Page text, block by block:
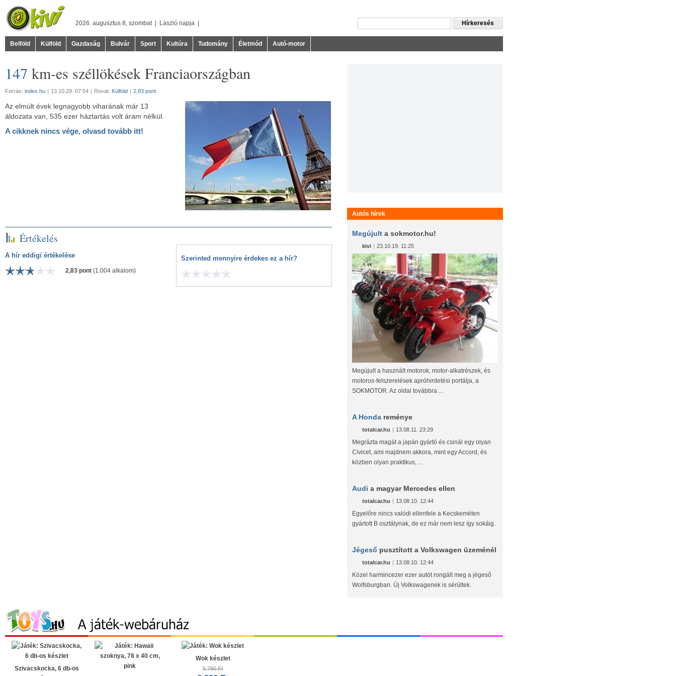
2026. augusztus 8, szombat | László napja |
Belföld Külföld Gazdaság Bulvár Sport Kultúra Tudomány Életmód Autó-motor
147 km-es széllökések Franciaországban
Forrás: index.hu | 13.10.29. 07:54 | Rovat: Külföld | 2,83 pont
Az elmúlt évek legnagyobb viharának már 13
áldozata van, 535 ezer háztartás volt áram nélkül.
A cikknek nincs vége, olvasd tovább itt!
Értékelés
A hír eddigi értékelése
2,83 pont (1.004 alkalom)
Szerinted mennyire érdekes ez a hír?
Autós hírek
Megújult a sokmotor.hu!
kivi | 23.10.19. 11:25
Megújult a használt motorok, motor-alkatrészek, és
motoros-felszerelések apróhirdetési portálja, a
SOKMOTOR. Az oldal továbbra ...
A Honda reménye
totalcar.hu | 13.08.11. 23:29
Megrázta magát a japán gyártó és csinál egy olyan
Civicet, ami majdnem akkora, mint egy Accord, és
közben olyan praktikus, ...
Audi a magyar Mercedes ellen
totalcar.hu | 13.08.10. 12:44
Egyelőre nincs valódi ellenfele a Kecskeméten
gyártott B osztálynak, de ez már nem lesz így sokáig.
Jégeső pusztított a Volkswagen üzeménél
totalcar.hu | 13.08.10. 12:44
Közel harmincezer ezer autót rongált meg a jégeső
Wolfsburgban. Új Volkswagenek is sérültek.
Szivacskocka, 6 db-os
Wok készlet
5.790 Ft